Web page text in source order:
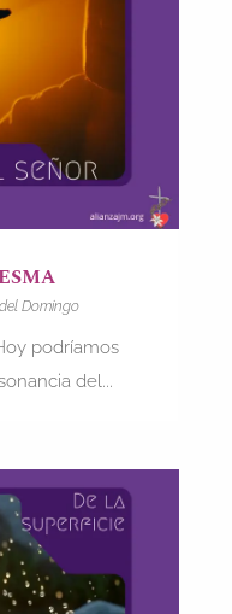
Domingo
podríamos
del...